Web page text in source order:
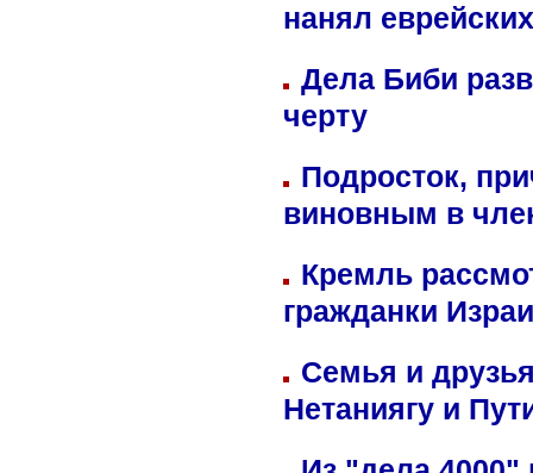
нанял
Дела Биби
черту
Подросток,
виновным в
Кремль
гражданки
Семья и
Нетаниягу и